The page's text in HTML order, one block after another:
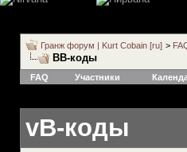
Гранж форум | Kurt Cobain [ru] >
BB-коды
FAQ Участники
vB-коды